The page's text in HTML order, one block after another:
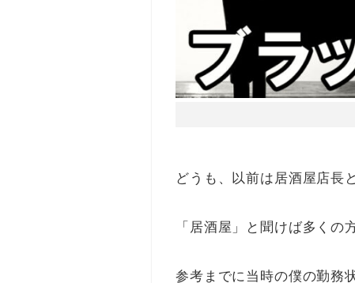
どうも、以前は居酒屋店長
「居酒屋」と聞けば多くの
参考までに当時の僕の勤務